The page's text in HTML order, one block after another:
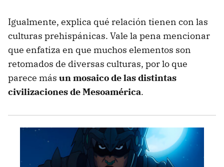
Igualmente, explica qué relación tienen con las
culturas prehispánicas. Vale la pena mencionar
que enfatiza en que muchos elementos son
retomados de diversas culturas, por lo que
parece más un mosaico de las distintas
civilizaciones de Mesoamérica.